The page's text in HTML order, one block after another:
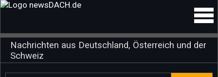
Nachrichten aus Deutschland, Österreich und der
Schweiz